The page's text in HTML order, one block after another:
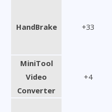
HandBrake +33
MiniTool
Video
Converter
+4